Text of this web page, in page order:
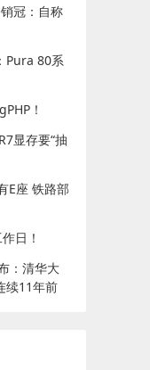
冠：自称
Pura 80系
！
显存要“抽
E座 铁路部
日！
：清华大
续11年前